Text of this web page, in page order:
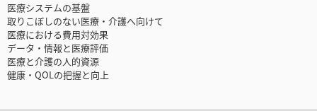
医療システムの基盤
取りこぼしのない医療・介護へ向けて
医療における費用対効果
データ・情報と医療評価
医療と介護の人的資源
健康・QOLの把握と向上